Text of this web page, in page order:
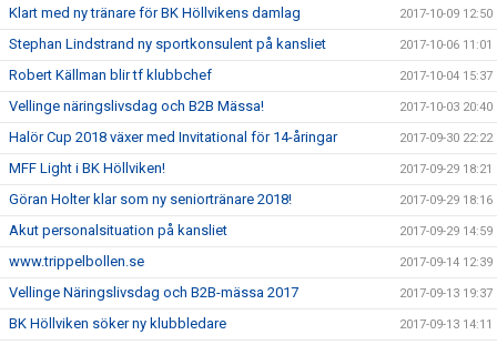
Klart med ny tränare för BK Höllvikens damlag 2017-10-09 12:50
Stephan Lindstrand ny sportkonsulent på kansliet 2017-10-06 11:01
Robert Källman blir tf klubbchef 2017-10-04 15:37
Vellinge näringslivsdag och B2B Mässa! 2017-10-03 20:40
Halör Cup 2018 växer med Invitational för 14-åringar 2017-09-30 22:22
MFF Light i BK Höllviken! 2017-09-29 18:21
Göran Holter klar som ny seniortränare 2018! 2017-09-29 18:16
Akut personalsituation på kansliet 2017-09-29 14:59
www.trippelbollen.se 2017-09-14 12:39
Vellinge Näringslivsdag och B2B-mässa 2017 2017-09-13 19:37
BK Höllviken söker ny klubbledare 2017-09-13 14:11